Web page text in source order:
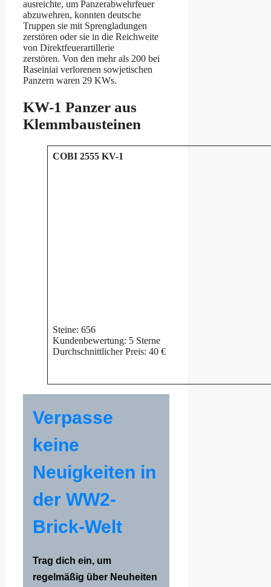
ausreichte, um Panzerabwehrfeuer
abzuwehren, konnten deutsche
Truppen sie mit Sprengladungen
zerstören oder sie in die Reichweite
von Direktfeuerartillerie
zerstören. Von den mehr als 200 bei
Raseiniai verlorenen sowjetischen
Panzern waren 29 KWs.
KW-1 Panzer aus
Klemmbausteinen
COBI 2555 KV-1
Steine: 656
Kundenbewertung: 5 Sterne
Durchschnittlicher Preis: 40 €
Verpasse
keine
Neuigkeiten in
der WW2-
Brick-Welt
Trag dich ein, um
regelmäßig über Neuheiten